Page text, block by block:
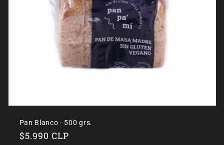
Pan Blanco · 500 grs.
Precio
$5.990 CLP